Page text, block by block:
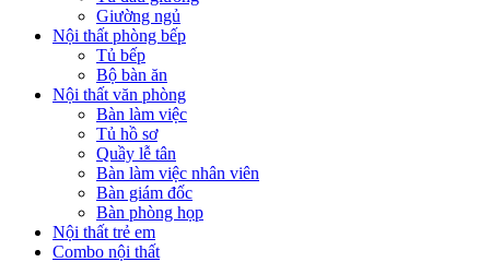
Giường ngủ
Nội thất phòng bếp
Tủ bếp
Bộ bàn ăn
Nội thất văn phòng
Bàn làm việc
Tủ hồ sơ
Quầy lễ tân
Bàn làm việc nhân viên
Bàn giám đốc
Bàn phòng họp
Nội thất trẻ em
Combo nội thất